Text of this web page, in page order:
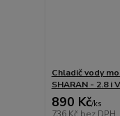
Chladič vody
SHARAN - 2.8 i
890 Kč/ks